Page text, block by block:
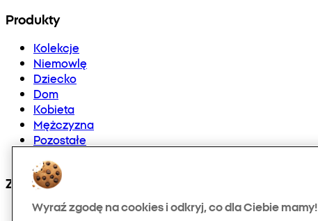
Produkty
Kolekcje
Niemowlę
Dziecko
Dom
Kobieta
Mężczyzna
Pozostałe
Znajdź nas na:
Wyraź zgodę na cookies i odkryj, co dla Ciebie mamy!